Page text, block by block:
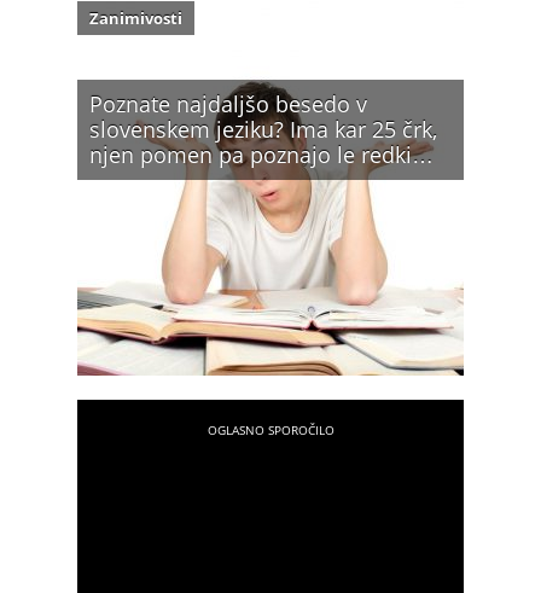
Poznate najdaljšo besedo v
slovenskem jeziku? Ima kar 25 črk,
njen pomen pa poznajo le redki…
Zanimivosti